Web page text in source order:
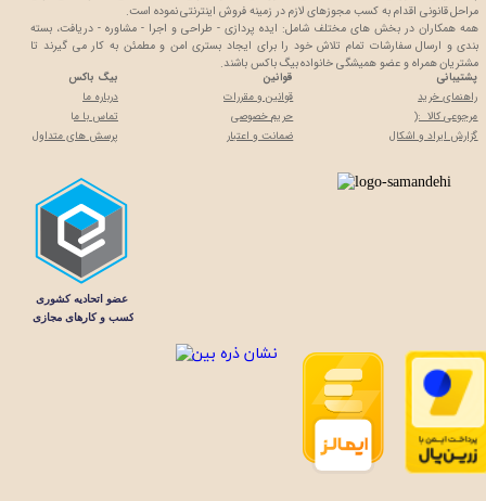
پشتیبانی
راهنمای خرید
مرجوعی کالا :(
گزارش ایراد و اشکال
قوانین
قوانین و مقررات
حریم خصوصی
ضمانت و اعتبار
بیگ باکس
درباره ما
تماس با ما
پرسش های متداول
مراحل قانونی اقدام به کسب مجوزهای لازم در زمینه فروش اینترنتی نموده است.
همه همکاران در بخش های مختلف شامل: ایده پردازی - طراحی و اجرا - مشاوره - دریافت، بسته
بندی و ارسال سفارشات تمام تلاش خود را برای ایجاد بستری امن و مطمئن به کار می گیرند تا
مشتریان همراه و عضو همیشگی خانواده بیگ باکس باشند.